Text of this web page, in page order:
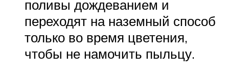
поливы дождеванием и
переходят на наземный способ
только во время цветения,
чтобы не намочить пыльцу.